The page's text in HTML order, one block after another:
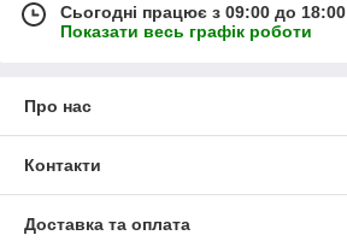
Сьогодні працює з 09:00 до 18:00
Показати весь графік роботи
Про нас
Контакти
Доставка та оплата